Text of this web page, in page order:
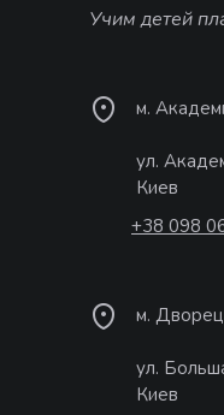
Учим детей
м.
ул.
Киев
+38 098
м.
ул.
Киев